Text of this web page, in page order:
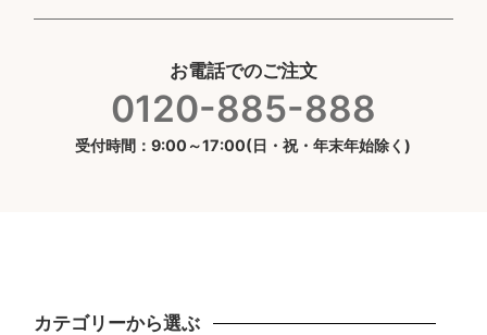
お電話でのご注文
0120-885-888
受付時間：9:00～17:00(日・祝・年末年始除く)
カテゴリーから選ぶ